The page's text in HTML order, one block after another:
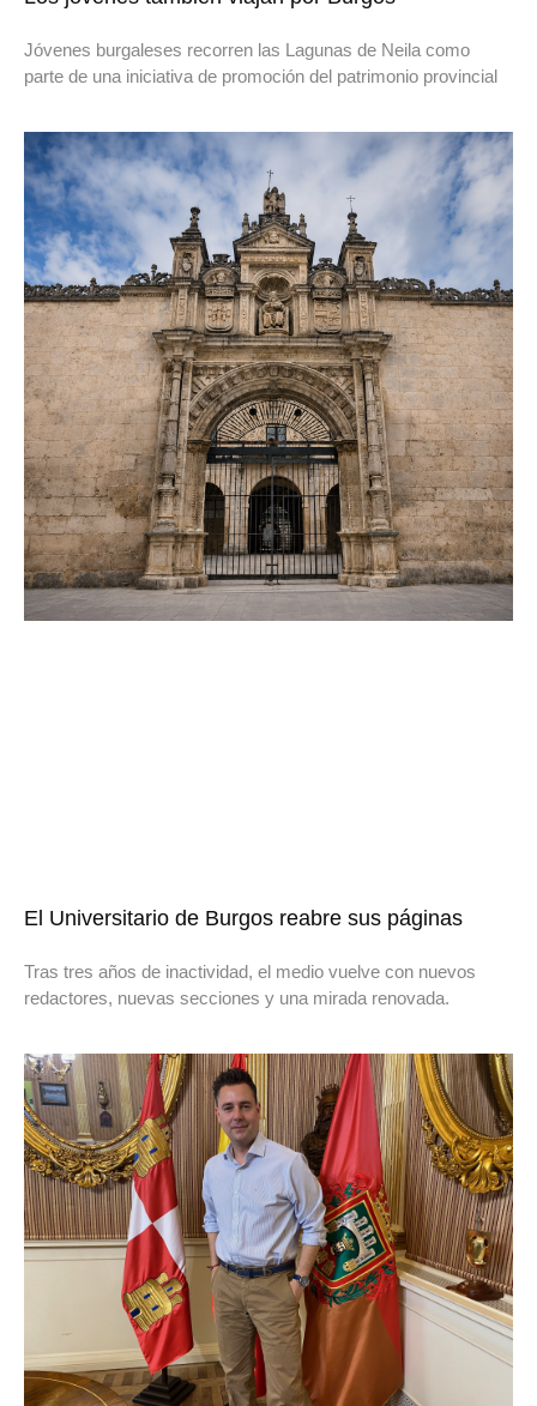
Jóvenes burgaleses recorren las Lagunas de Neila como
parte de una iniciativa de promoción del patrimonio provincial
El Universitario de Burgos reabre sus páginas
Tras tres años de inactividad, el medio vuelve con nuevos
redactores, nuevas secciones y una mirada renovada.